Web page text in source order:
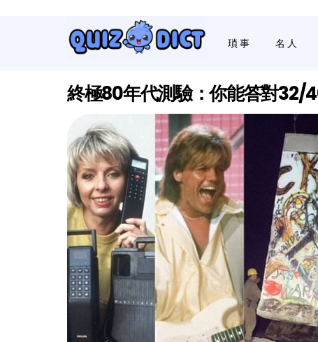
瑣事 名人
終極80年代測驗：你能答對32/